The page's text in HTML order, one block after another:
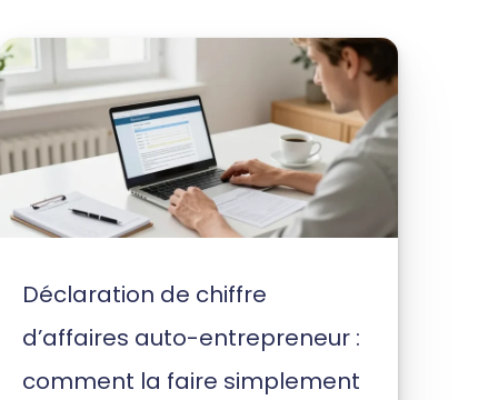
Déclaration de chiffre
d’affaires auto-entrepreneur :
comment la faire simplement